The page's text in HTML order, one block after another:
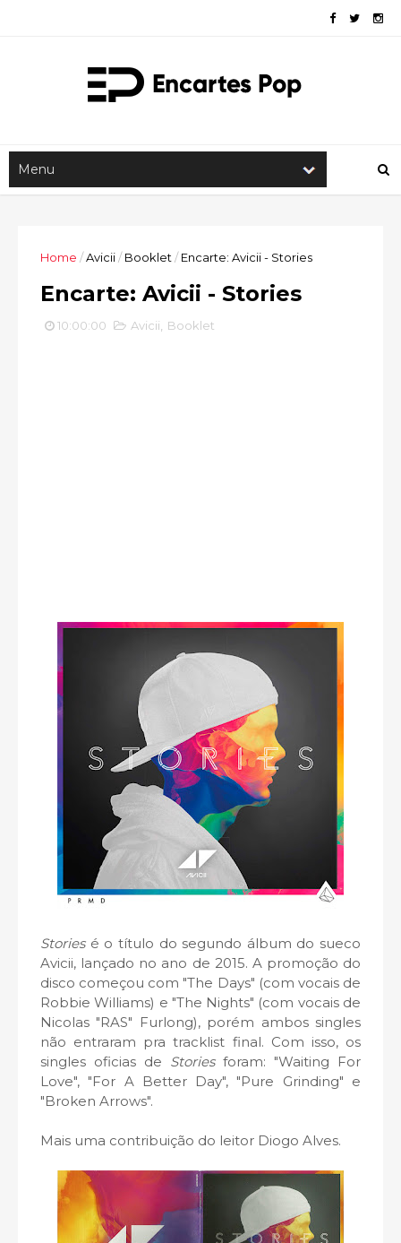
Home /Avicii/ Booklet / Encarte: Avicii - Stories
Encarte: Avicii - Stories
10:00:00 Avicii Booklet
Storiesé o título do segundo álbum do sueco
Avicii, lançado no ano de 2015. A promoção do
disco começou com "The Days" (com vocais de
Robbie Williams) e "The Nights" (com vocais de
Nicolas "RAS" Furlong), porém ambos singles
não entraram pra tracklist final. Com isso, os
singles oficias de Storiesforam: "Waiting For
Love", "For A Better Day", "Pure Grinding" e
"Broken Arrows".
Mais uma contribuição do leitor Diogo Alves.